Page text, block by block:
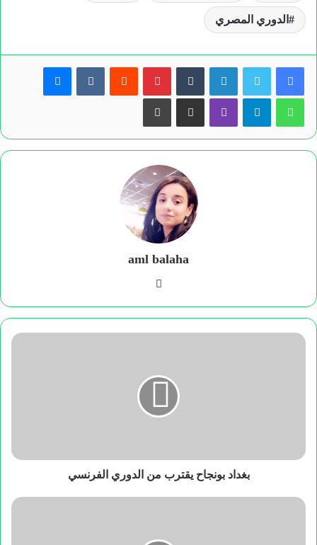
الدوري المصري
لينكدإن بينتيريست ماسنجر
واتساب تيلقرام ڤايبر مشاركة عبر البريد طباعة
aml balaha
بغداد بونجاح يقترب من الدوري الفرنسي